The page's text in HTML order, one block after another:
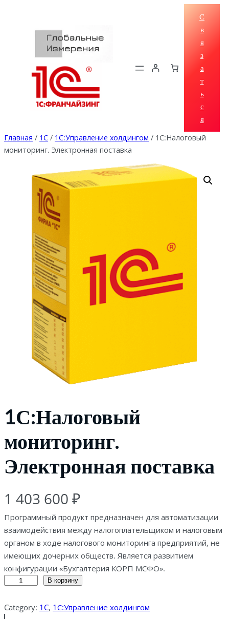
содержимому
С
в
я
з
а
т
ь
с
я
Главная / 1C / 1С:Управление холдингом / 1С:Налоговый
мониторинг. Электронная поставка
1С:Налоговый
мониторинг.
Электронная поставка
1 403 600 ₽
Программный продукт предназначен для автоматизации
взаимодействия между налогоплательщиком и налоговым
органом в ходе налогового мониторинга предприятий, не
имеющих дочерних обществ. Является развитием
конфигурации «Бухгалтерия КОРП МСФО».
л
В корзину
Category: 1C, 1С:Управление холдингом